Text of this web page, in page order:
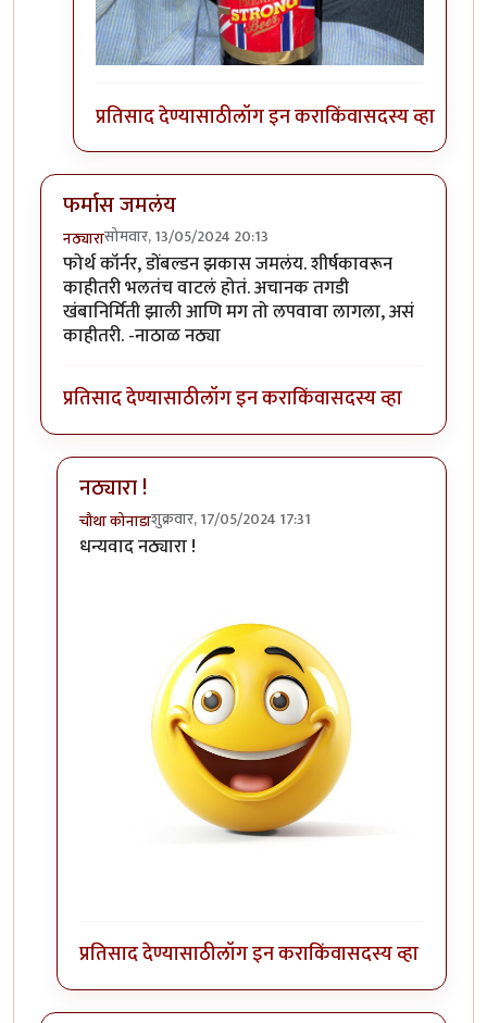
प्रतिसाद देण्यासाठीलॉग इन कराकिंवासदस्य व्हा
फर्मास जमलंय
नठ्यारासोमवार, 13/05/2024 20:13
फोर्थ कॉर्नर, डोंबल्डन झकास जमलंय. शीर्षकावरून
काहीतरी भलतंच वाटलं होतं. अचानक तगडी
खंबानिर्मिती झाली आणि मग तो लपवावा लागला, असं
काहीतरी. -नाठाळ नठ्या
प्रतिसाद देण्यासाठीलॉग इन कराकिंवासदस्य व्हा
नठ्यारा !
चौथा कोनाडाशुक्रवार, 17/05/2024 17:31
In reply toफर्मास जमलंय
धन्यवाद नठ्यारा !
प्रतिसाद देण्यासाठीलॉग इन कराकिंवासदस्य व्हा